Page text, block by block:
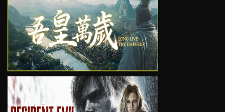
VIEW